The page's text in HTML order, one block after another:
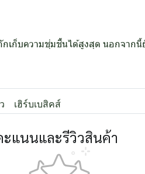
ก็บความชุ่มชื้นได้สูงสุด นอกจากนี้
เฮิร์บเบสิคส์
ะแนนและรีวิวสินค้า